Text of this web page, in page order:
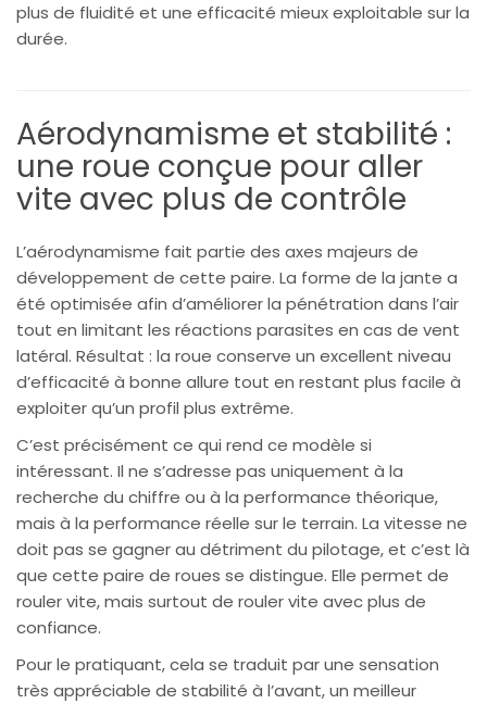
plus de fluidité et une efficacité mieux exploitable sur la
durée.
Aérodynamisme et stabilité :
une roue conçue pour aller
vite avec plus de contrôle
L’aérodynamisme fait partie des axes majeurs de
développement de cette paire. La forme de la jante a
été optimisée afin d’améliorer la pénétration dans l’air
tout en limitant les réactions parasites en cas de vent
latéral. Résultat : la roue conserve un excellent niveau
d’efficacité à bonne allure tout en restant plus facile à
exploiter qu’un profil plus extrême.
C’est précisément ce qui rend ce modèle si
intéressant. Il ne s’adresse pas uniquement à la
recherche du chiffre ou à la performance théorique,
mais à la performance réelle sur le terrain. La vitesse ne
doit pas se gagner au détriment du pilotage, et c’est là
que cette paire de roues se distingue. Elle permet de
rouler vite, mais surtout de rouler vite avec plus de
confiance.
Pour le pratiquant, cela se traduit par une sensation
très appréciable de stabilité à l’avant, un meilleur